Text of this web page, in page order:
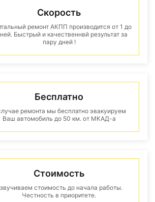
Скорость
ремонт АКПП производится от 1 до
Быстрый и качественнвй результат за
пару дней !
Бесплатно
ремонта мы бесплатно эвакуируем
Ваш автомобиль до 50 км. от МКАД-а
Стоимость
стоимость до начала работы.
Честность в приоритете.